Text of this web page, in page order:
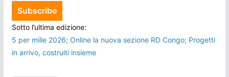
Sotto l’ultima edizione:
5 per mille 2026; Online la nuova sezione RD Congo; Progetti
in arrivo, costruiti insieme